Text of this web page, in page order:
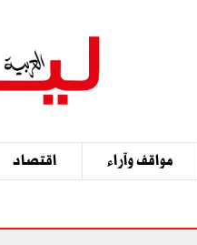
مواقف وآراء اقتصاد